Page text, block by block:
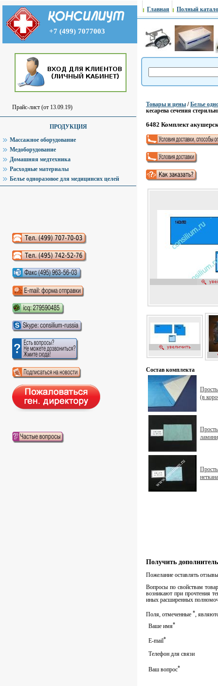
+7 (499) 7077003
Прайс-лист (от 13.09.19)
ПРОДУКЦИЯ
Массажное оборудование
Медоборудование
Домашняя медтехника
Расходные материалы
Белье одноразовое для медицинсих целей
Аудиокниги слушать онлайн
Главная Полный
Товары и цены /Белье
кесарева сечения
6482 Комплект
Состав комплекта
(в
Получить
Пожелание оставлять
Вопросы по свойствам
возникают при прочтения
иных расширенных
Поля, отмеченные *,
Ваше имя*
E-mail*
Телефон для связи
Ваш вопрос*